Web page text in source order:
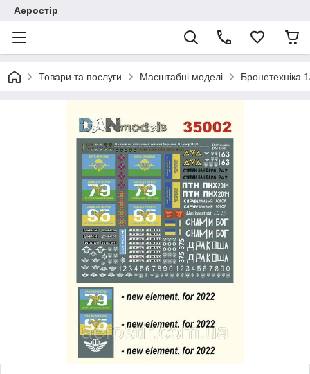
Аеростір
Товари та послуги Масштабні моделі Бронетехніка